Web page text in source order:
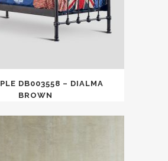
DB003558 – DIALMA
BROWN